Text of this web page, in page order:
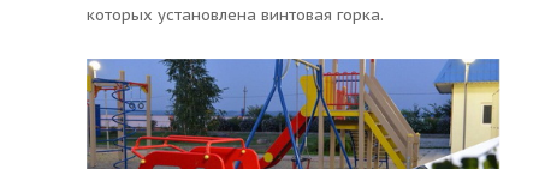
которых установлена винтовая горка.